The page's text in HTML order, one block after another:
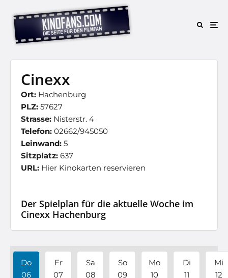
Cinexx
Ort: Hachenburg
PLZ: 57627
Strasse: Nisterstr. 4
Telefon: 02662/945050
Leinwand: 5
Sitzplatz: 637
URL: Hier Kinokarten reservieren
Der Spielplan für die aktuelle Woche im
Cinexx Hachenburg
Do
06
Fr
07
Sa
08
So
09
Mo
10
Di
11
Mi
12